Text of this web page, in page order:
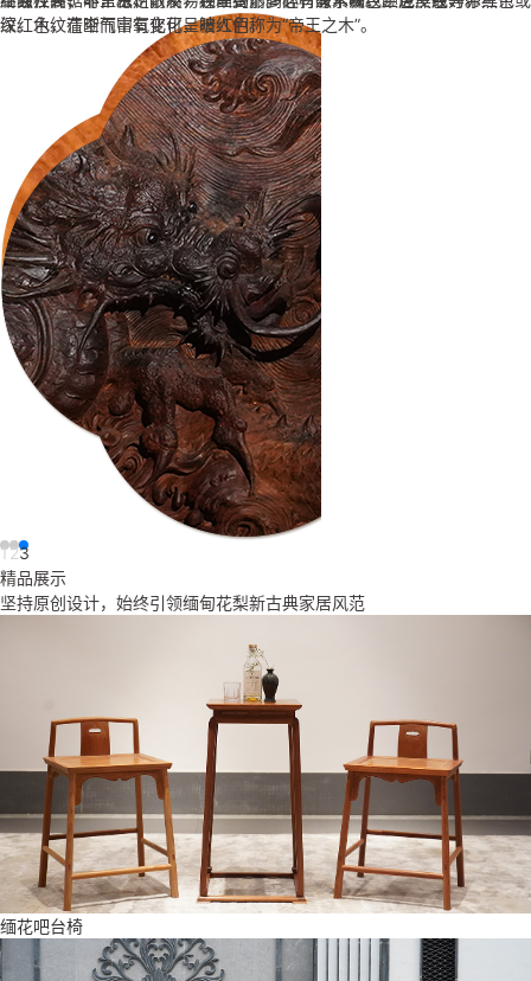
纹。木纹清晰而富有变化，被人们称为“帝王之木”。
深红色，在空气中氧化可呈暗红色。
123
精品展示
坚持原创设计，始终引领缅甸花梨新古典家居风范
缅花吧台椅